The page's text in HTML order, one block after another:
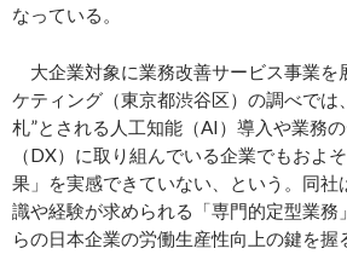
なっている。
大企業対象に業務改善サービス事業を
ケティング（東京都渋谷区）の調べでは
札”とされる人工知能（AI）導入や業務
（DX）に取り組んでいる企業でもおよ
果」を実感できていない、という。同社
識や経験が求められる「専門的定型業務
らの日本企業の労働生産性向上の鍵を握